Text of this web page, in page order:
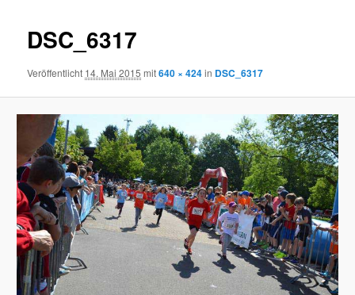
DSC_6317
Veröffentlicht 14. Mai 2015 mit640 × 424in DSC_6317